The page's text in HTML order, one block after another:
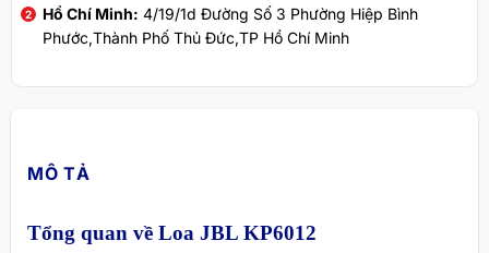
Hồ Chí Minh: 4/19/1d Đường Số 3 Phường Hiệp Bình
Phước,Thành Phố Thủ Đức,TP Hồ Chí Minh
MÔ TẢ
Tổng quan về Loa JBL KP6012